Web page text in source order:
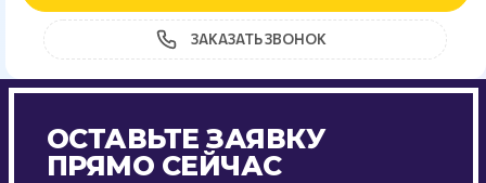
ЗАКАЗАТЬ ЗВОНОК
ОСТАВЬТЕ ЗАЯВКУ
ПРЯМО СЕЙЧАС